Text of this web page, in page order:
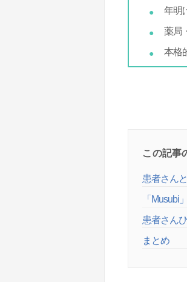
年明
薬局
本格
この記事
患者さん
「
患者さん
まとめ